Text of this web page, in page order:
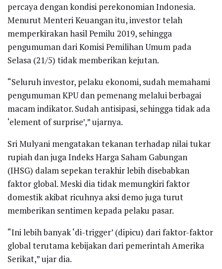
percaya dengan kondisi perekonomian Indonesia.
Menurut Menteri Keuangan itu, investor telah
memperkirakan hasil Pemilu 2019, sehingga
pengumuman dari Komisi Pemilihan Umum pada
Selasa (21/5) tidak memberikan kejutan.
“Seluruh investor, pelaku ekonomi, sudah memahami
pengumuman KPU dan pemenang melalui berbagai
macam indikator. Sudah antisipasi, sehingga tidak ada
‘element of surprise’,” ujarnya.
Sri Mulyani mengatakan tekanan terhadap nilai tukar
rupiah dan juga Indeks Harga Saham Gabungan
(IHSG) dalam sepekan terakhir lebih disebabkan
faktor global. Meski dia tidak memungkiri faktor
domestik akibat ricuhnya aksi demo juga turut
memberikan sentimen kepada pelaku pasar.
“Ini lebih banyak ‘di-trigger’ (dipicu) dari faktor-faktor
global terutama kebijakan dari pemerintah Amerika
Serikat,” ujar dia.